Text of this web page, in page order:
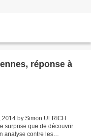
réponse à
by Simon ULRICH
surprise que de découvrir
analyse contre les